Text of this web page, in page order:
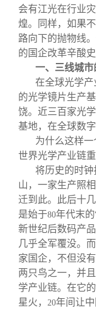
关
会有江光在行业
煌。同样，如果
路向下的抛物线
的国企改革辛酸史
一、三线城
在全球光学
的光学镜片生产
饶。近三百家光
基地，在全球数
为什么这样
世界光学产业链
将历史的时
山，一家生产照
迁到此。此后十
是始于80年代末
新世纪后数码产
几乎全军覆没。
家国企，不但没
两只鸟之一，并
学产业链。在它
星火， 20年间让中